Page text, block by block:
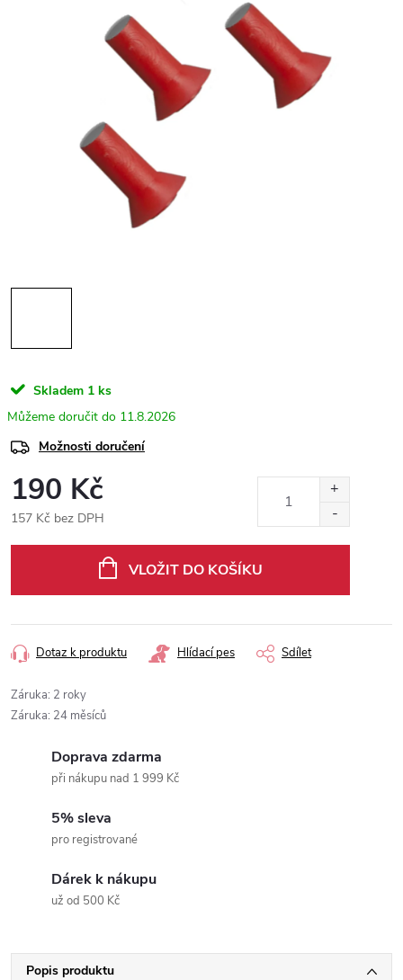
Skladem 1 ks
11.8.2026
Možnosti doručení
190 Kč
157 Kč bez DPH
VLOŽIT DO KOŠÍKU
Dotaz k produktu Hlídací pes Sdílet
Záruka: 2 roky
Záruka: 24 měsíců
Doprava zdarma
při nákupu nad 1 999 Kč
5% sleva
pro registrované
Dárek k nákupu
už od 500 Kč
Popis produktu